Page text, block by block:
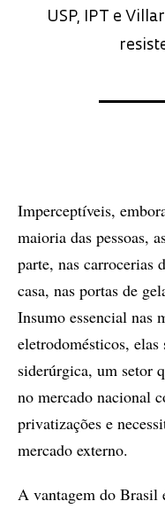
USP, IPT e
Imperceptíveis,
maioria das pessoas,
parte, nas carrocerias
casa, nas portas de
Insumo essencial nas
eletrodomésticos,
siderúrgica, um setor
no mercado nacional
privatizações e
mercado externo.
A vantagem do Brasil